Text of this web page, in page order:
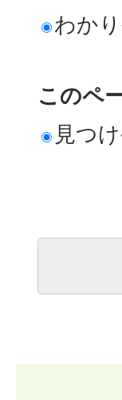
わか
このペ
見つ